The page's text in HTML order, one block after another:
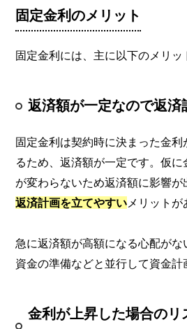
固定金利のメリット
固定金利には、主に以下のメリッ
返済額が一定なので返済
固定金利は契約時に決まった金
るため、返済額が一定です。仮
が変わらないため返済額に影響が
返済計画を立てやすい メリットが
急に返済額が高額になる心配が
資金の準備などと並行して資金計
金利が上昇した場合のリ